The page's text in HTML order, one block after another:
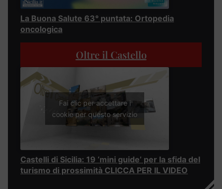
La Buona Salute 63° puntata: Ortopedia
oncologica
Oltre il Castello
Fai clic per accettare i
cookie per questo servizio
Castelli di Sicilia: 19 ‘mini guide’ per la sfida del
turismo di prossimità CLICCA PER IL VIDEO